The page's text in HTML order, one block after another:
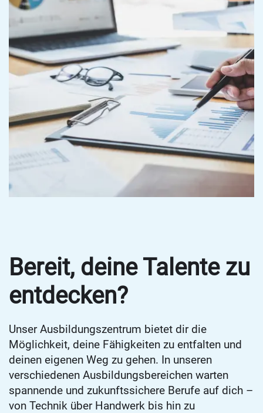
Bereit, deine Talente zu
entdecken?
Unser Ausbildungszentrum bietet dir die
Möglichkeit, deine Fähigkeiten zu entfalten und
deinen eigenen Weg zu gehen. In unseren
verschiedenen Ausbildungsbereichen warten
spannende und zukunftssichere Berufe auf dich –
von Technik über Handwerk bis hin zu